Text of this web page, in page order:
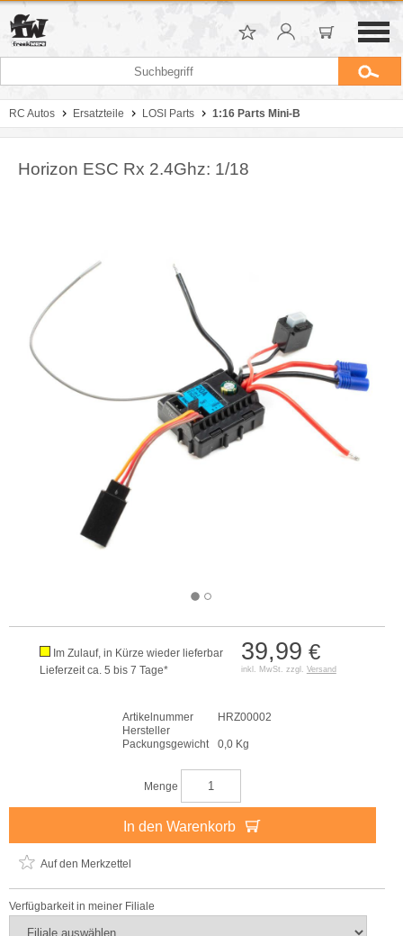
RC Autos Ersatzteile LOSI Parts 1:16 Parts Mini-B
Horizon ESC Rx 2.4Ghz: 1/18
39,99 €
inkl. MwSt. zzgl. Versand
Im Zulauf, in Kürze wieder lieferbar
Lieferzeit ca. 5 bis 7 Tage*
Artikelnummer
HRZ00002
Hersteller
Packungsgewicht
0,0 Kg
Menge
In den Warenkorb
Auf den Merkzettel
Verfügbarkeit in meiner Filiale